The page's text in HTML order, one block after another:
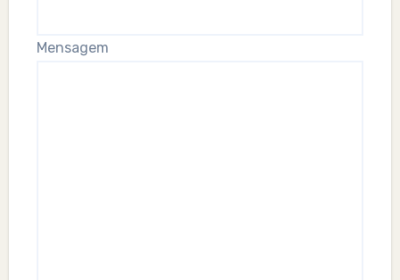
Mensagem